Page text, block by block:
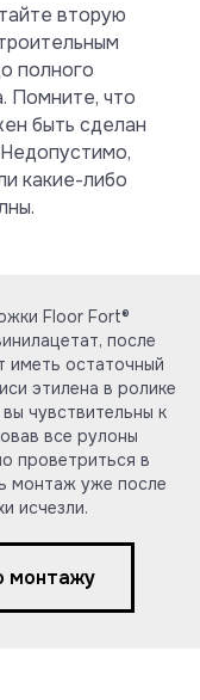
вторую
полного
Помните, что
быть сделан
какие-либо
Floor Fort®
после
иметь остаточный
этилена в ролике
чувствительны к
все рулоны
проветриться в
монтаж уже после
исчезли.
монтажу